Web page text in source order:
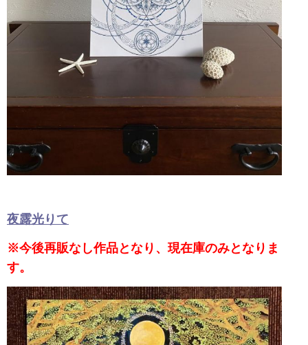
夜露光りて
※今後再販なし作品となり、現在庫のみとなりま
す。